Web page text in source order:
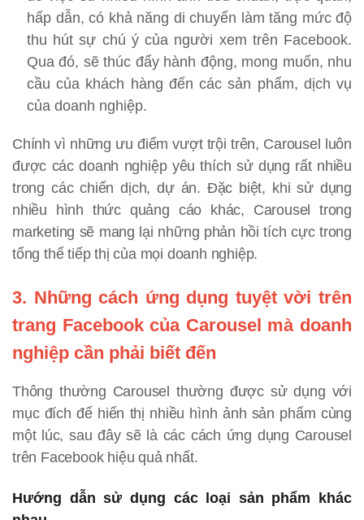
hấp dẫn, có khả năng di chuyển làm tăng mức độ
thu hút sự chú ý của người xem trên Facebook.
Qua đó, sẽ thúc đẩy hành động, mong muốn, nhu
cầu của khách hàng đến các sản phẩm, dịch vụ
của doanh nghiệp.
Chính vì những ưu điểm vượt trội trên, Carousel luôn
được các doanh nghiệp yêu thích sử dụng rất nhiều
trong các chiến dịch, dự án. Đặc biệt, khi sử dụng
nhiều hình thức quảng cáo khác, Carousel trong
marketing sẽ mang lại những phản hồi tích cực trong
tổng thể tiếp thị của mọi doanh nghiệp.
3. Những cách ứng dụng tuyệt vời trên
trang Facebook của Carousel mà doanh
nghiệp cần phải biết đến
Thông thường Carousel thường được sử dụng với
mục đích để hiển thị nhiều hình ảnh sản phẩm cùng
một lúc, sau đây sẽ là các cách ứng dụng Carousel
trên Facebook hiệu quả nhất.
Hướng dẫn sử dụng các loại sản phẩm khác